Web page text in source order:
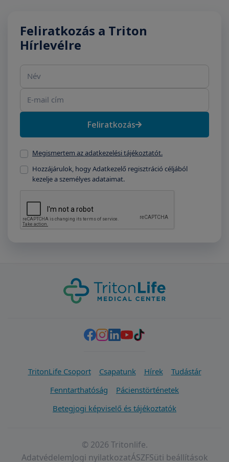
Feliratkozás a Triton
Hírlevélre
Feliratkozás
Megismertem az adatkezelési tájékoztatót.
Hozzájárulok, hogy Adatkezelő regisztráció céljából
kezelje a személyes adataimat.
TritonLife Csoport Csapatunk Hírek
Tudástár
Fenntarthatóság
Pácienstörténetek
Betegjogi képviselő és tájékoztatók
© 2026 Tritonlife.
AdatvédelemJogi nyilatkozatÁSZFSüti beállítások